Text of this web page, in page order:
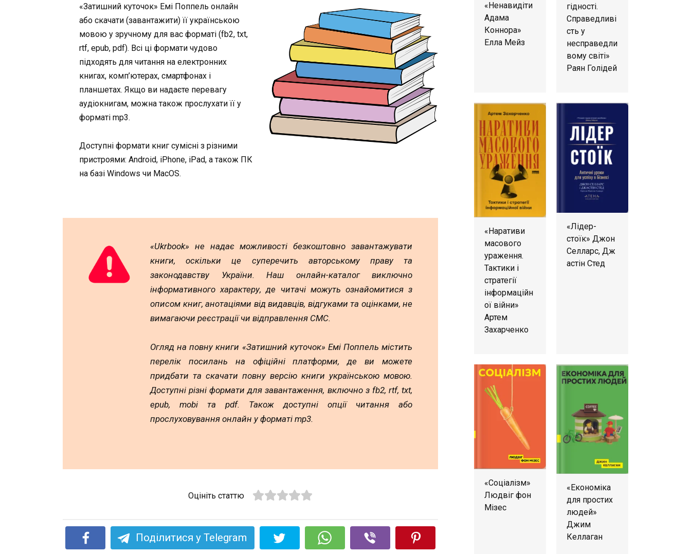
«Затишний куточок» Емі Поппель онлайн
або скачати (завантажити) її українською
мовою у зручному для вас форматі (fb2, txt,
rtf, epub, pdf). Всі ці формати чудово
підходять для читання на електронних
книгах, комп’ютерах, смартфонах і
планшетах. Якщо ви надаєте перевагу
аудіокнигам, можна також прослухати її у
форматі mp3.
Доступні формати книг сумісні з різними
пристроями: Android, iPhone, iPad, а також ПК
на базі Windows чи MacOS.
«Ukrbook» не надає можливості безкоштовно завантажувати
книги, оскільки це суперечить авторському праву та
законодавству України. Наш онлайн-каталог виключно
інформативного характеру, де читачі можуть ознайомитися з
описом книг, анотаціями від видавців, відгуками та оцінками, не
вимагаючи реєстрації чи відправлення СМС.
Огляд на повну книги «Затишний куточок» Емі Поппель містить
перелік посилань на офіційні платформи, де ви можете
придбати та скачати повну версію книги українською мовою.
Доступні різні формати для завантаження, включно з fb2, rtf, txt,
epub, mobi та pdf. Також доступні опції читання або
прослуховування онлайн у форматі mp3.
Оцініть статтю
Поділитися у Telegram
«Ненавидіти
Адама
Коннора»
Елла Мейз
гідності.
Справедливі
сть у
несправедли
вому світі»
Раян Голідей
«Наративи
масового
ураження.
Тактики і
стратегії
інформаційн
ої війни»
Артем
Захарченко
«Лідер-
стоїк» Джон
Селларс, Дж
астін Стед
«Соціалізм»
Людвіг фон
Мізес
«Економіка
для простих
людей»
Джим
Келлаган